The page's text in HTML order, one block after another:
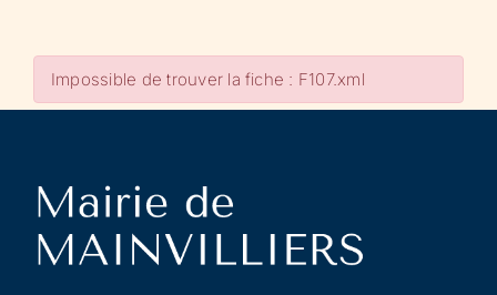
Impossible de trouver la fiche : F107.xml